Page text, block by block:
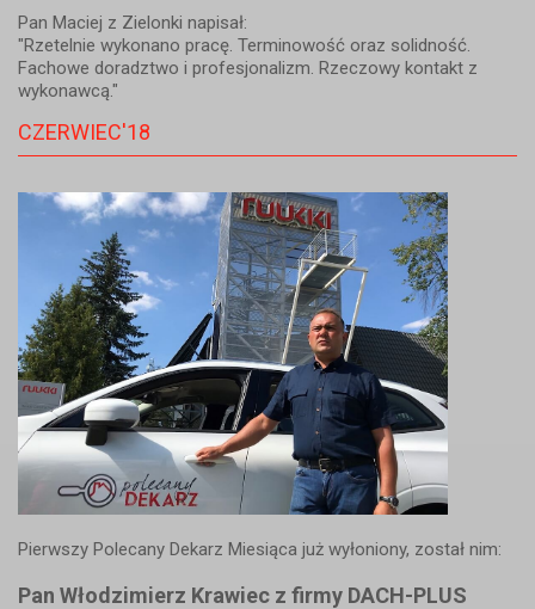
Pan Maciej z Zielonki napisał:
"Rzetelnie wykonano pracę. Terminowość oraz solidność.
Fachowe doradztwo i profesjonalizm. Rzeczowy kontakt z
wykonawcą."
CZERWIEC'18
Pierwszy Polecany Dekarz Miesiąca już wyłoniony, został nim:
Pan Włodzimierz Krawiec z firmy DACH-PLUS